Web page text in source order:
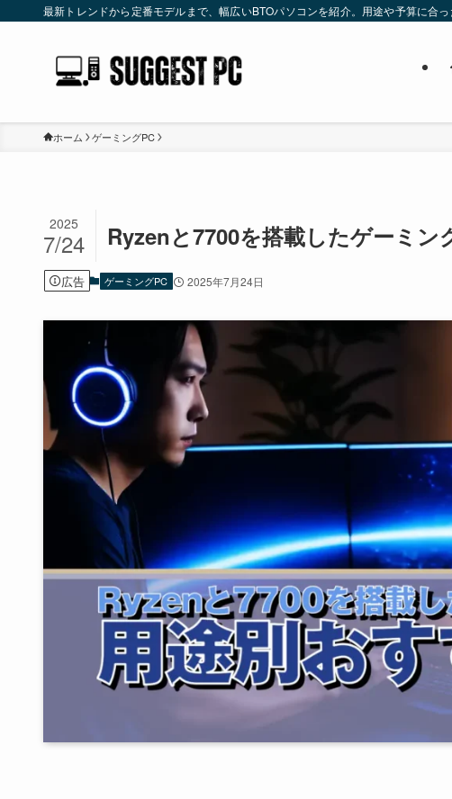
最新トレンドから定番モデルまで、幅広いBTOパソコンを紹介。用途や予算に合っ
ホーム ゲーミングPC
Ryzenと7700を搭載したゲーミ
2025
7/24
広告 ゲーミングPC 2025年7月24日